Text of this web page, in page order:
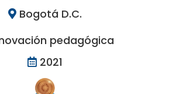
Bogotá D.C.
pedagógica
2021